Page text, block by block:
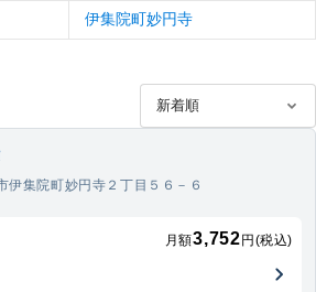
伊集院町妙円寺
伊集院町妙円寺２丁目５６－６
月額3,752 円(税込)